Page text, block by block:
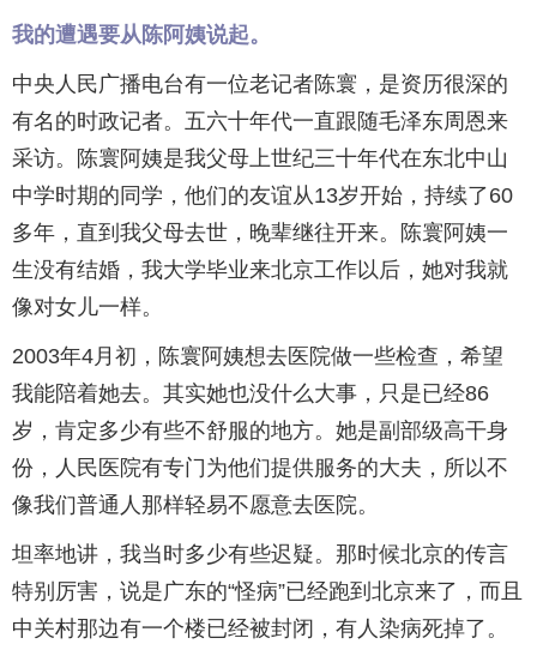
我的遭遇要从陈阿姨说起。
中央人民广播电台有一位老记者陈寰，是资历很深的
有名的时政记者。五六十年代一直跟随毛泽东周恩来
采访。陈寰阿姨是我父母上世纪三十年代在东北中山
中学时期的同学，他们的友谊从13岁开始，持续了60
多年，直到我父母去世，晚辈继往开来。陈寰阿姨一
生没有结婚，我大学毕业来北京工作以后，她对我就
像对女儿一样。
2003年4月初，陈寰阿姨想去医院做一些检查，希望
我能陪着她去。其实她也没什么大事，只是已经86
岁，肯定多少有些不舒服的地方。她是副部级高干身
份，人民医院有专门为他们提供服务的大夫，所以不
像我们普通人那样轻易不愿意去医院。
坦率地讲，我当时多少有些迟疑。那时候北京的传言
特别厉害，说是广东的“怪病”已经跑到北京来了，而且
中关村那边有一个楼已经被封闭，有人染病死掉了。